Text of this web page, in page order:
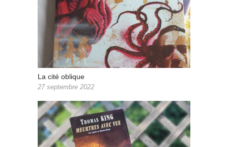
La cité oblique
27 septembre 2022